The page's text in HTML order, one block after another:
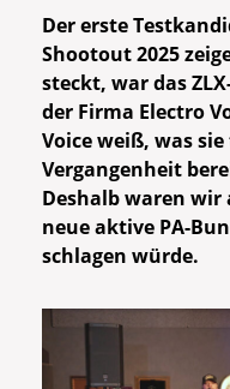
Der erste
Shootout 2025
steckt, war das
der Firma Electro
Voice weiß, was
Vergangenheit
Deshalb waren wir
neue aktive PA-
schlagen würde.